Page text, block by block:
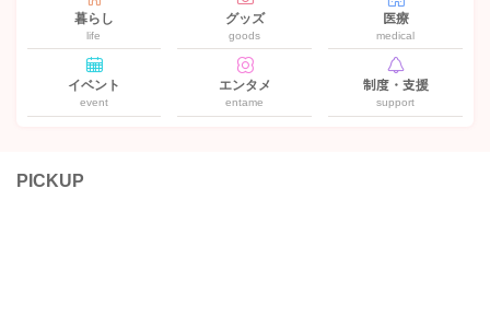
暮らし
life
グッズ
goods
医療
medical
イベント
event
エンタメ
entame
制度・支援
support
PICKUP